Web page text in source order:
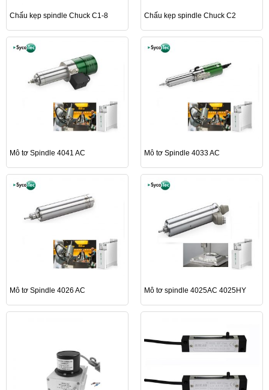
Chấu kẹp spindle Chuck C1-8 Chấu kẹp spindle Chuck C2
Mô tơ Spindle 4041 AC Mô tơ Spindle 4033 AC
Mô tơ Spindle 4026 AC Mô tơ spindle 4025AC 4025HY